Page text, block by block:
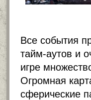
Все события
тайм-аутов и
игре
Огромная
сферические